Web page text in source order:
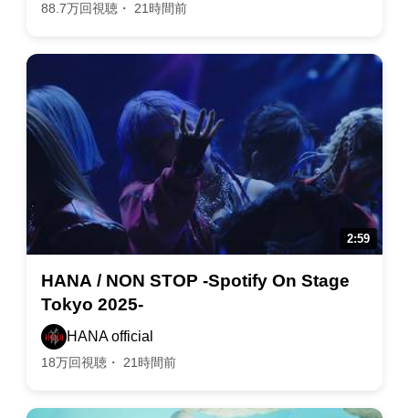
88.7万回視聴・ 21時間前
HANA / NON STOP -Spotify On Stage
Tokyo 2025-
HANA official
18万回視聴・ 21時間前